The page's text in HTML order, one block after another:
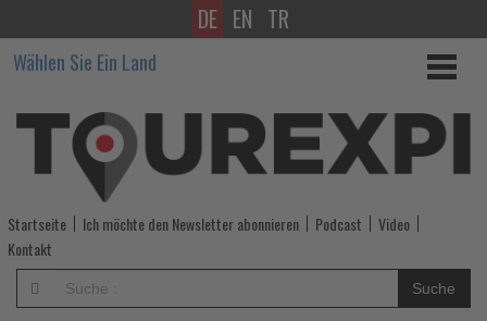
Neuheiten
in
Greater
Miami
und
Miami
Beach
DE EN TR
Wählen Sie Ein Land
Startseite Ich möchte den Newsletter abonnieren Podcast
Video
Kontakt
Suche